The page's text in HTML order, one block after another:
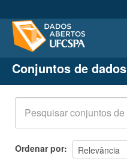
Conjuntos de dados
Organizações
Grupos
Sobre
Conjuntos de dados
Ordenar por